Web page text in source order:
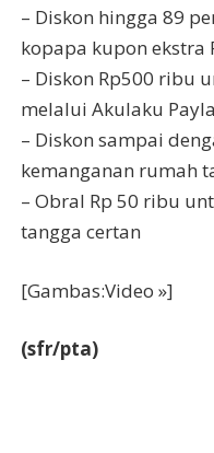
– Diskon hingga 89
kopapa kupon ekstra
– Diskon Rp500 ribu
melalui Akulaku
– Diskon sampai
kemanganan rumah
– Obral Rp 50 ribu
tangga certan
[Gambas:Video »]
(sfr/pta)